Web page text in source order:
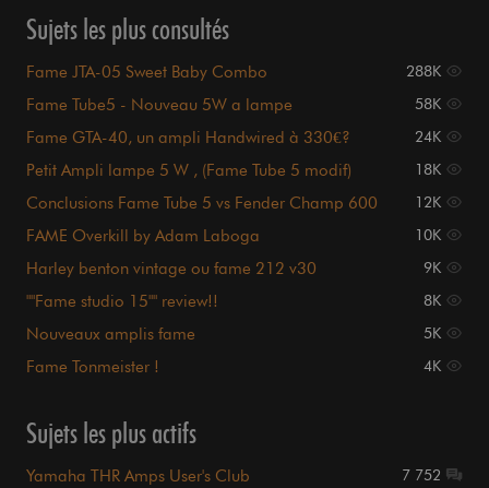
Sujets les plus consultés
Fame JTA-05 Sweet Baby Combo 288K
Fame Tube5 - Nouveau 5W a lampe 58K
Fame GTA-40, un ampli Handwired à 330€? 24K
Petit Ampli lampe 5 W , (Fame Tube 5 modif) 18K
Conclusions Fame Tube 5 vs Fender Champ 600 12K
FAME Overkill by Adam Laboga 10K
Harley benton vintage ou fame 212 v30 9K
""Fame studio 15"" review!! 8K
Nouveaux amplis fame 5K
Fame Tonmeister ! 4K
Sujets les plus actifs
Yamaha THR Amps User's Club 7 752